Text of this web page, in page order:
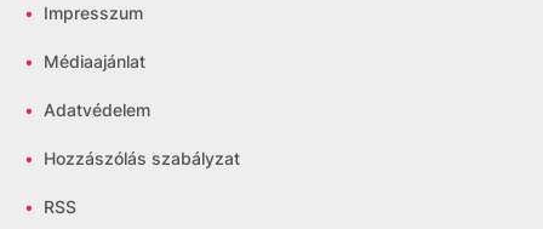
• Impresszum
• Médiaajánlat
• Adatvédelem
• Hozzászólás szabályzat
• RSS